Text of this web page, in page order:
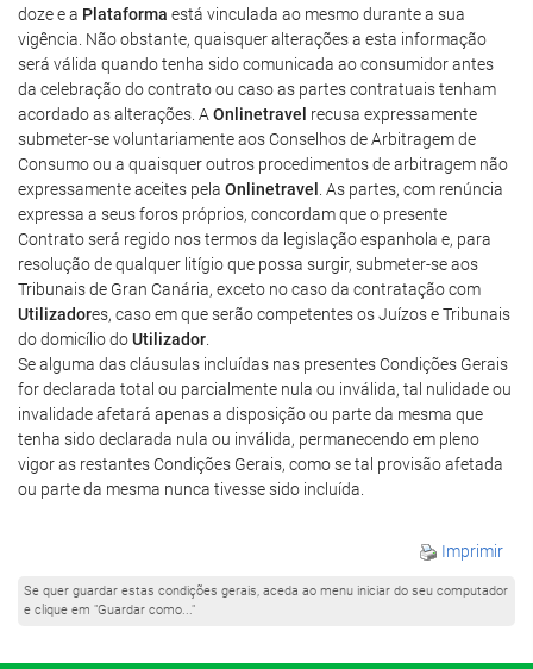
doze e a Plataforma está vinculada ao mesmo durante a sua
vigência. Não obstante, quaisquer alterações a esta informação
será válida quando tenha sido comunicada ao consumidor antes
da celebração do contrato ou caso as partes contratuais tenham
acordado as alterações. A Onlinetravel recusa expressamente
submeter-se voluntariamente aos Conselhos de Arbitragem de
Consumo ou a quaisquer outros procedimentos de arbitragem não
expressamente aceites pela Onlinetravel
. As partes, com renúncia
expressa a seus foros próprios, concordam que o presente
Contrato será regido nos termos da legislação espanhola e, para
resolução de qualquer litígio que possa surgir, submeter-se aos
Tribunais de Gran Canária, exceto no caso da contratação com
Utilizadores, caso em que serão competentes os Juízos e Tribunais
do domicílio doUtilizador
Se alguma das cláusulas incluídas nas presentes Condições Gerais
for declarada total ou parcialmente nula ou inválida, tal nulidade ou
invalidade afetará apenas a disposição ou parte da mesma que
tenha sido declarada nula ou inválida, permanecendo em pleno
vigor as restantes Condições Gerais, como se tal provisão afetada
ou parte da mesma nunca tivesse sido incluída.
Imprimir
Se quer guardar estas condições gerais, aceda ao menu iniciar do seu computador
e clique em "Guardar como..."